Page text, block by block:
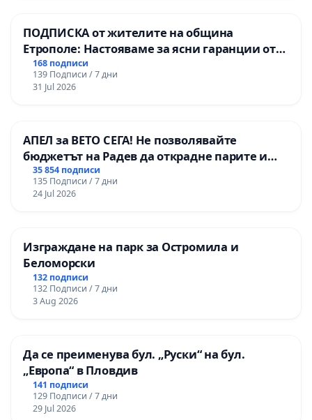
ПОДПИСКА от жителите на община
Етрополе: Настояваме за ясни гаранции от
“Елаците-МЕД” АД и от държавата, че ще се
изпълнят всички екологични норми!
168 подписи
139 Подписи / 7 дни
31 Jul 2026
АПЕЛ за ВЕТО СЕГА! Не позволявайте
бюджетът на Радев да открадне парите и
правата ни в тъмното
35 854 подписи
135 Подписи / 7 дни
24 Jul 2026
Изграждане на парк за Остромила и
Беломорски
132 подписи
132 Подписи / 7 дни
3 Aug 2026
Да се преименува бул. „Руски“ на бул.
„Европа“ в Пловдив
141 подписи
129 Подписи / 7 дни
29 Jul 2026